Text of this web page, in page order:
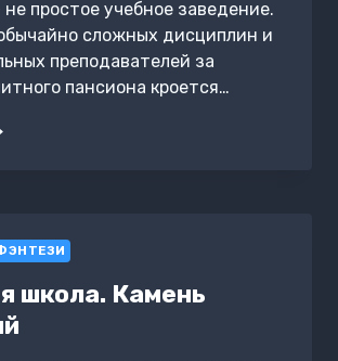
простое учебное заведение.
сложных дисциплин и
преподавателей за
пансиона кроется…
школа. Камень